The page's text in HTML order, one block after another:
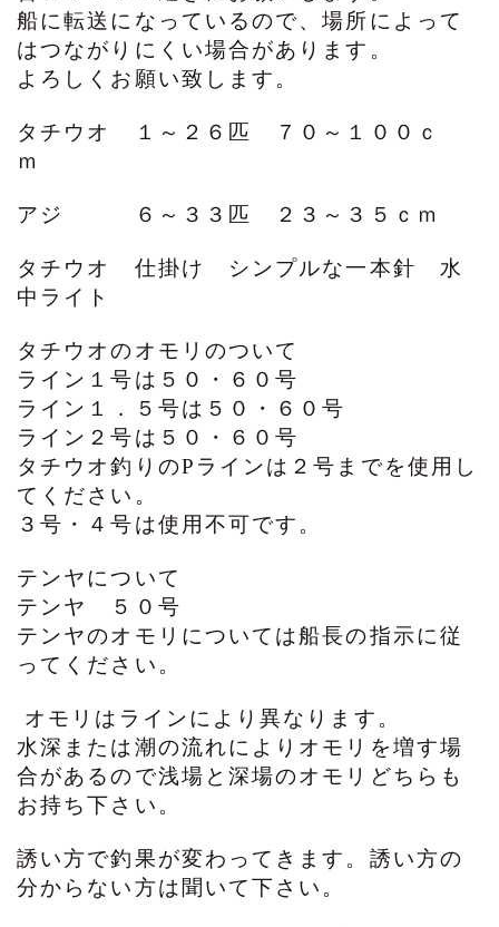
船に転送になっているので、場所によって
はつながりにくい場合があります。
よろしくお願い致します。
タチウオ １～２６匹 ７０～１００ｃ
ｍ
アジ ６～３３匹 ２３～３５ｃｍ
タチウオ 仕掛け シンプルな一本針 水
中ライト
タチウオのオモリのついて
ライン１号は５０・６０号
ライン１．５号は５０・６０号
ライン２号は５０・６０号
タチウオ釣りのPラインは２号までを使用し
てください。
３号・４号は使用不可です。
テンヤについて
テンヤ ５０号
テンヤのオモリについては船長の指示に従
ってください。
オモリはラインにより異なります。
水深または潮の流れによりオモリを増す場
合があるので浅場と深場のオモリどちらも
お持ち下さい。
誘い方で釣果が変わってきます。誘い方の
分からない方は聞いて下さい。